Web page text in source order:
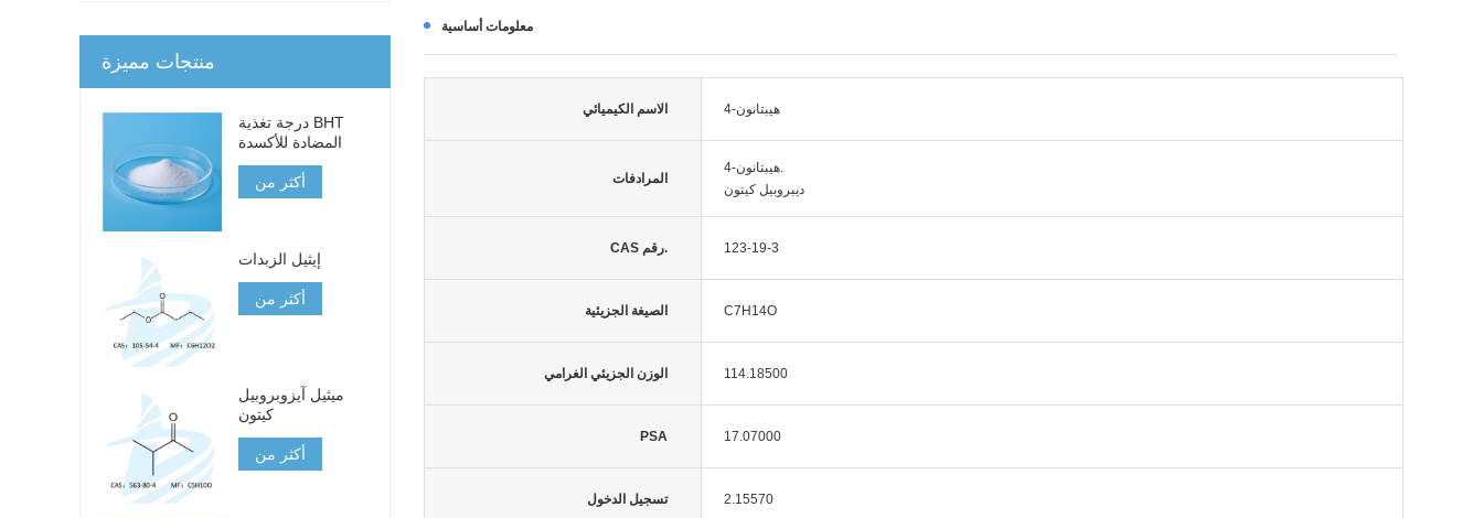
معلومات أساسية
الاسم الكيميائي 4-هيبتانون
المرادفات
ديبروبيل كيتون
CAS رقم. 123-19-3
الصيغة الجزيئية C7H14O
الوزن الجزيئي الغرامي 114.18500
PSA 17.07000
تسجيل الدخول 2.15570
منتجات مميزة
درجة تغذية BHT
المضادة للأكسدة
أكثر من
إيثيل الزبدات
أكثر من
ميثيل آيزوبروبيل
كيتون
أكثر من